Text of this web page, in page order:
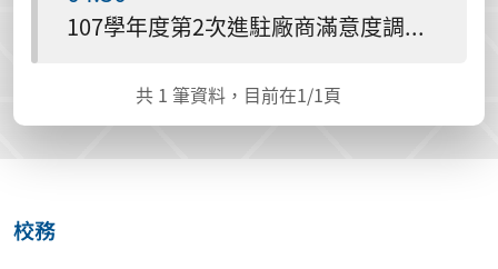
107學年度第2次進駐廠商滿意度調查結果(調查時間：108/5/1-108/5/31)
共 1 筆資料，目前在1/1頁
校務